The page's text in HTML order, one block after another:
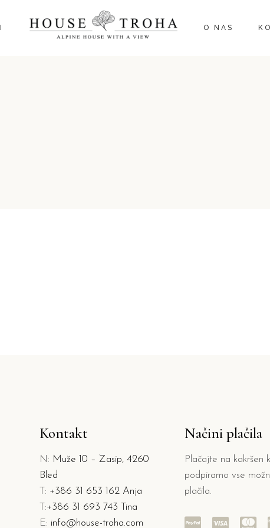
O NAS
Kontakt
N: Muže 10 – Zasip, 4260
Bled
T: +386 31 653 162 Anja
T:+386 31 693 743 Tina
E: info@house-troha.com
Načini plačila
Plačajte na kakršen
podpiramo vse
plačila.